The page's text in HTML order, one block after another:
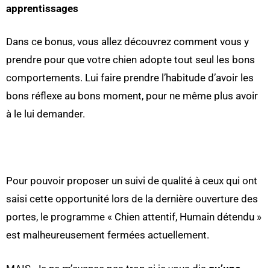
apprentissages
Dans ce bonus, vous allez découvrez comment vous y
prendre pour que votre chien adopte tout seul les bons
comportements. Lui faire prendre l’habitude d’avoir les
bons réflexe au bons moment, pour ne même plus avoir
à le lui demander.
Pour pouvoir proposer un suivi de qualité à ceux qui ont
saisi cette opportunité lors de la dernière ouverture des
portes, le programme « Chien attentif, Humain détendu »
est malheureusement fermées actuellement.